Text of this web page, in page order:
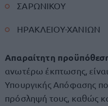
⁠ΣΑΡΩΝΙΚΟΥ
⁠ΗΡΑΚΛΕΙΟΥ-ΧΑΝΙΩΝ
Απαραίτητη
ανωτέρω έκπτωσης, είναι
Υπουργικής Απόφασης
πρόσληψή τους, καθώς